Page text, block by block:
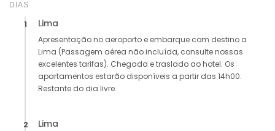
DIAS
1 Lima
Apresentação no aeroporto e embarque com destino a
Lima (Passagem aérea não incluída, consulte nossas
excelentes tarifas). Chegada e traslado ao hotel. Os
apartamentos estarão disponíveis a partir das 14h00.
Restante do dia livre.
2 Lima